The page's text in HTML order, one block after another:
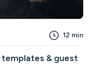
12 min
& guest